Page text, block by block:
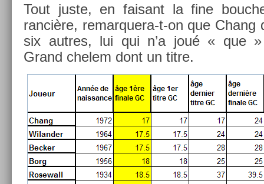
Tout juste, en faisant la fine
ranciè­re, remarquera-t-on que Chang
six aut­res, lui qui n’a joué « que
Grand chelem dont un titre.